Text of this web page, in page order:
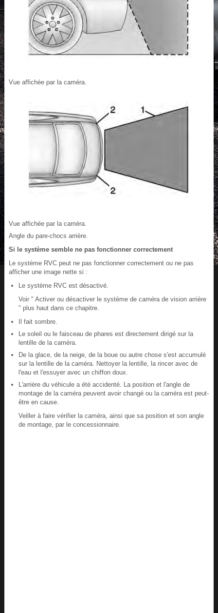
Vue affichée par la caméra.
Vue affichée par la caméra.
Angle du pare-chocs arrière.
Si le système semble ne pas fonctionner correctement
Le système RVC peut ne pas fonctionner correctement ou ne pas
afficher une image nette si :
Le système RVC est désactivé.
Voir " Activer ou désactiver le système de caméra de vision arrière
" plus haut dans ce chapitre.
Il fait sombre.
Le soleil ou le faisceau de phares est directement dirigé sur la
lentille de la caméra.
De la glace, de la neige, de la boue ou autre chose s'est accumulé
sur la lentille de la caméra. Nettoyer la lentille, la rincer avec de
l'eau et l'essuyer avec un chiffon doux.
L'arrière du véhicule a été accidenté. La position et l'angle de
montage de la caméra peuvent avoir changé ou la caméra est peut-
être en cause.
Veiller à faire vérifier la caméra, ainsi que sa position et son angle
de montage, par le concessionnaire.